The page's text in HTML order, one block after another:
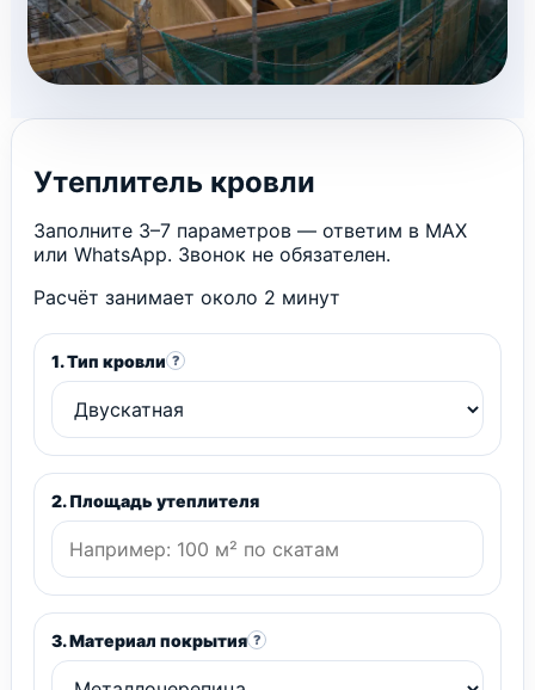
Утеплитель кровли
Заполните 3–7 параметров — ответим в MAX
или WhatsApp. Звонок не обязателен.
Расчёт занимает около 2 минут
1. Тип кровли ?
2. Площадь утеплителя
3. Материал покрытия ?